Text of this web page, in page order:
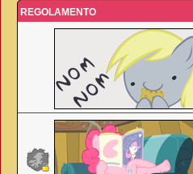
REGOLAMENTO